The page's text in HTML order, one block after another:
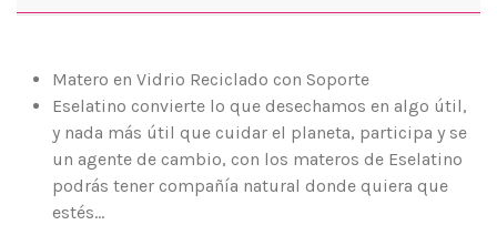
Matero en Vidrio Reciclado con Soporte
Eselatino convierte lo que desechamos en algo útil,
y nada más útil que cuidar el planeta, participa y se
un agente de cambio, con los materos de Eselatino
podrás tener compañía natural donde quiera que
estés…